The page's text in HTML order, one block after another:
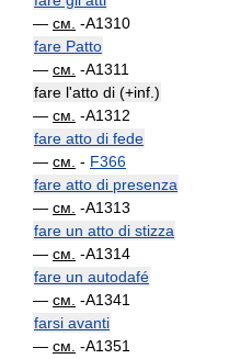
— см. -A1310
fare Patto
— см. -A1311
fare l'atto di (+inf.)
— см. -A1312
fare atto di fede
— см. - F366
fare atto di presenza
— см. -A1313
fare un atto di stizza
— см. -A1314
fare un autodafé
— см. -A1341
farsi avanti
— см. -A1351